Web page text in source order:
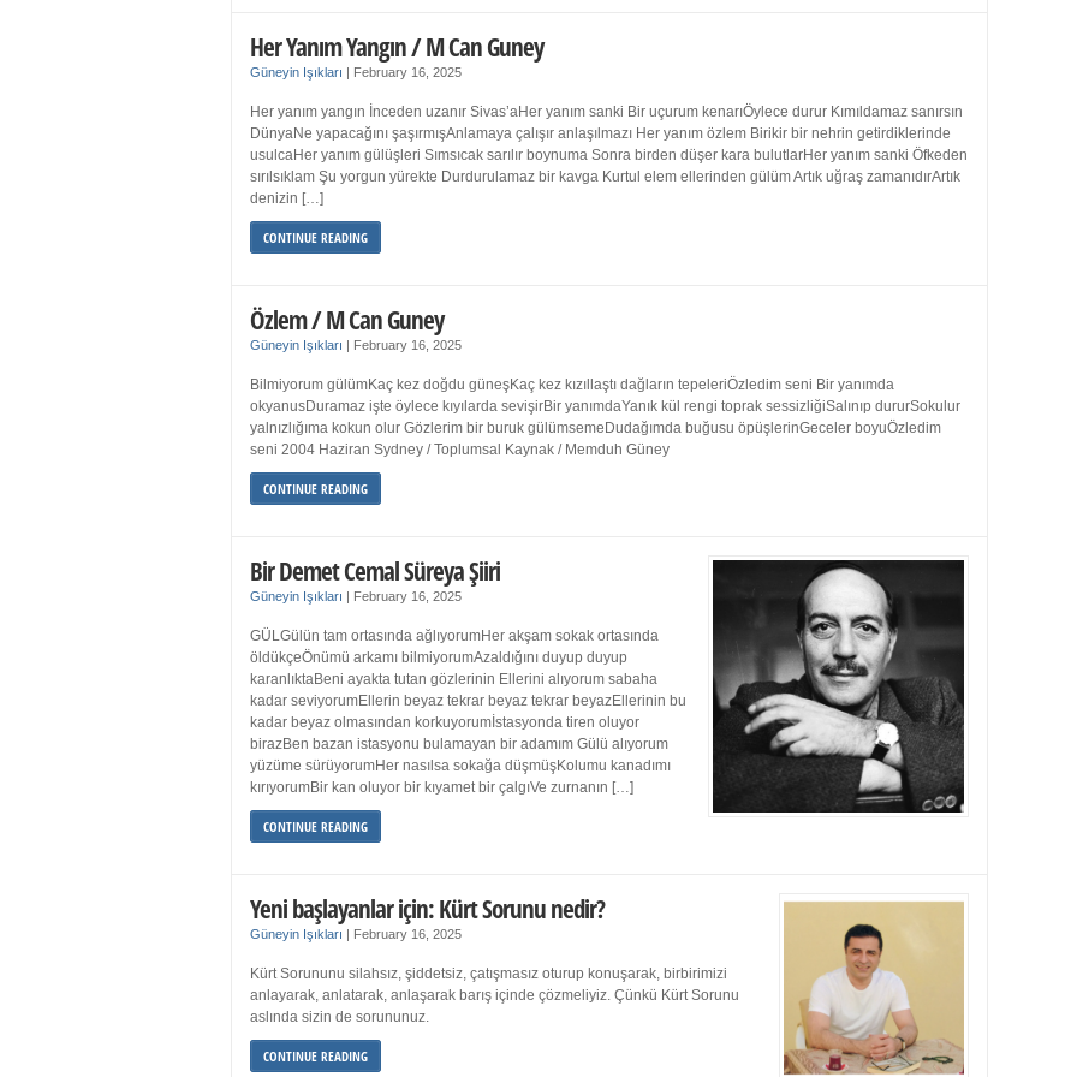
Her Yanım Yangın / M Can Guney
Güneyin Işıkları February 16, 2025
Her yanım yangın İnceden uzanır Sivas’aHer yanım sanki Bir uçurum kenarıÖylece durur Kımıldamaz sanırsın
DünyaNe yapacağını şaşırmışAnlamaya çalışır anlaşılmazı Her yanım özlem Birikir bir nehrin getirdiklerinde
usulcaHer yanım gülüşleri Sımsıcak sarılır boynuma Sonra birden düşer kara bulutlarHer yanım sanki Öfkeden
sırılsıklam Şu yorgun yürekte Durdurulamaz bir kavga Kurtul elem ellerinden gülüm Artık uğraş zamanıdırArtık
denizin […]
CONTINUE READING
Özlem / M Can Guney
Güneyin Işıkları February 16, 2025
Bilmiyorum gülümKaç kez doğdu güneşKaç kez kızıllaştı dağların tepeleriÖzledim seni Bir yanımda
okyanusDuramaz işte öylece kıyılarda sevişirBir yanımdaYanık kül rengi toprak sessizliğiSalınıp dururSokulur
yalnızlığıma kokun olur Gözlerim bir buruk gülümsemeDudağımda buğusu öpüşlerinGeceler boyuÖzledim
seni 2004 Haziran Sydney / Toplumsal Kaynak / Memduh Güney
CONTINUE READING
Bir Demet Cemal Süreya Şiiri
Güneyin Işıkları February 16, 2025
GÜLGülün tam ortasında ağlıyorumHer akşam sokak ortasında
öldükçeÖnümü arkamı bilmiyorumAzaldığını duyup duyup
karanlıktaBeni ayakta tutan gözlerinin Ellerini alıyorum sabaha
kadar seviyorumEllerin beyaz tekrar beyaz tekrar beyazEllerinin bu
kadar beyaz olmasından korkuyorumİstasyonda tiren oluyor
birazBen bazan istasyonu bulamayan bir adamım Gülü alıyorum
yüzüme sürüyorumHer nasılsa sokağa düşmüşKolumu kanadımı
kırıyorumBir kan oluyor bir kıyamet bir çalgıVe zurnanın […]
CONTINUE READING
Yeni başlayanlar için: Kürt Sorunu nedir?
Güneyin Işıkları February 16, 2025
Kürt Sorununu silahsız, şiddetsiz, çatışmasız oturup konuşarak, birbirimizi
anlayarak, anlatarak, anlaşarak barış içinde çözmeliyiz. Çünkü Kürt Sorunu
aslında sizin de sorununuz.
CONTINUE READING